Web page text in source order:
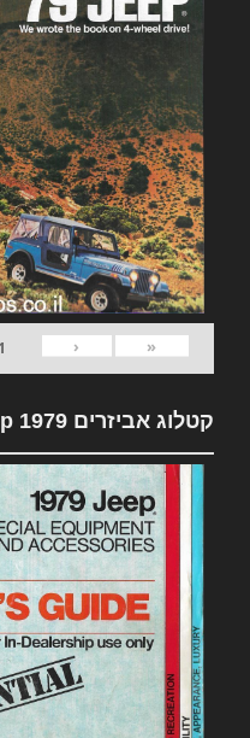
«
‹
1
קטלוג אביזרים 1979 Jeep